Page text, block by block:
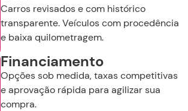
Carros revisados e com histórico
transparente. Veículos com procedência
e baixa quilometragem.
Financiamento
Opções sob medida, taxas competitivas
e aprovação rápida para agilizar sua
compra.